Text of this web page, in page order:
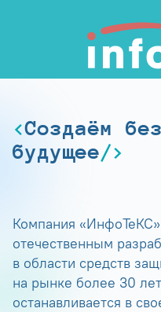
Создаём
будущее
Компания
отечественным
в области средств
на рынке более 30
останавливается в